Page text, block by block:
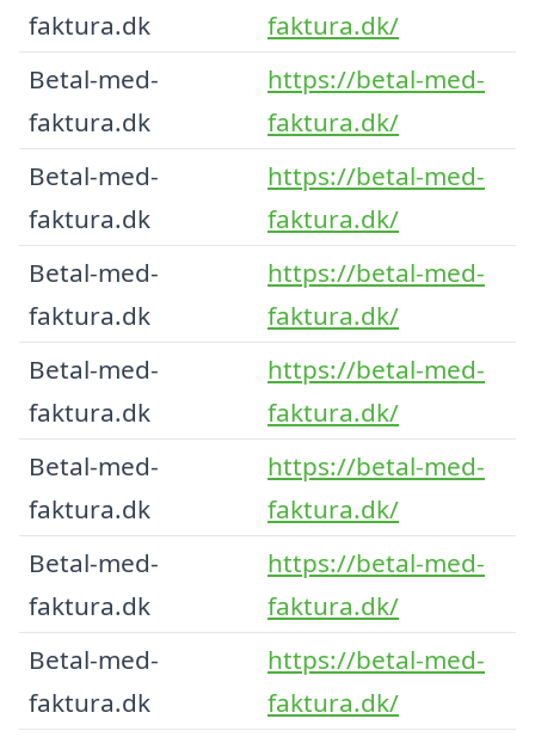
faktura.dk
faktura.dk/
Betal-med-
faktura.dk
https://betal-med-
faktura.dk/
Betal-med-
faktura.dk
https://betal-med-
faktura.dk/
Betal-med-
faktura.dk
https://betal-med-
faktura.dk/
Betal-med-
faktura.dk
https://betal-med-
faktura.dk/
Betal-med-
faktura.dk
https://betal-med-
faktura.dk/
Betal-med-
faktura.dk
https://betal-med-
faktura.dk/
Betal-med-
faktura.dk
https://betal-med-
faktura.dk/